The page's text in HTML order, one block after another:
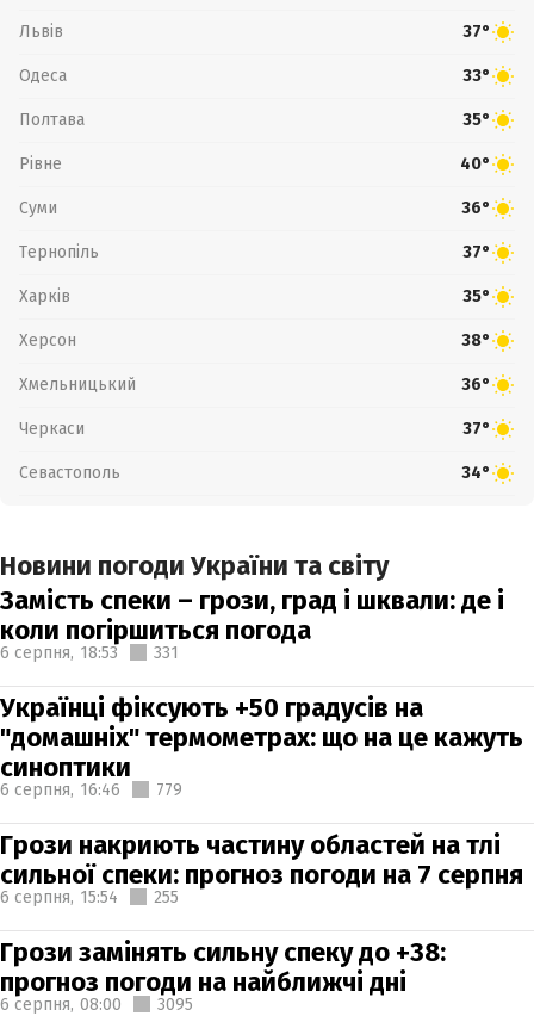
Львів 37°
Одеса 33°
Полтава 35°
Рівне 40°
Суми 36°
Тернопіль 37°
Харків 35°
Херсон 38°
Хмельницький 36°
Черкаси 37°
Севастополь 34°
Новини погоди України та світу
Замість спеки – грози, град і шквали: де і
коли погіршиться погода
6 серпня, 18:53 331
Українці фіксують +50 градусів на
"домашніх" термометрах: що на це кажуть
синоптики
6 серпня, 16:46 779
Грози накриють частину областей на тлі
сильної спеки: прогноз погоди на 7 серпня
6 серпня, 15:54 255
Грози замінять сильну спеку до +38:
прогноз погоди на найближчі дні
6 серпня, 08:00 3095